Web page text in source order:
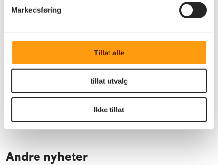
Markedsføring
Tillat alle
tillat utvalg
Ikke tillat
Frivillighet
Regiomøter 2026
Pensjonistforbundet Rogaland har avholdt årets
regionmøter for styrene i lokalforeningene.
Andre nyheter